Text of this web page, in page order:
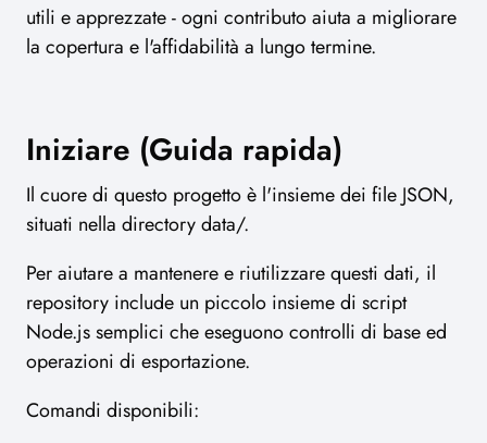
utili e apprezzate - ogni contributo aiuta a migliorare
la copertura e l'affidabilità a lungo termine.
Iniziare (Guida rapida)
Il cuore di questo progetto è l'insieme dei file JSON,
situati nella directory data/.
Per aiutare a mantenere e riutilizzare questi dati, il
repository include un piccolo insieme di script
Node.js semplici che eseguono controlli di base ed
operazioni di esportazione.
Comandi disponibili: